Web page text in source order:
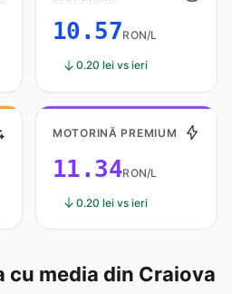
10.57RON/L
0.20 lei vs ieri
MOTORINĂ PREMIUM
11.34RON/L
0.20 lei vs ieri
cu media din Craiova